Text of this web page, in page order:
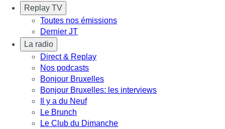
Replay TV
Toutes nos émissions
Dernier JT
La radio
Direct & Replay
Nos podcasts
Bonjour Bruxelles
Bonjour Bruxelles: les interviews
Il y a du Neuf
Le Brunch
Le Club du Dimanche